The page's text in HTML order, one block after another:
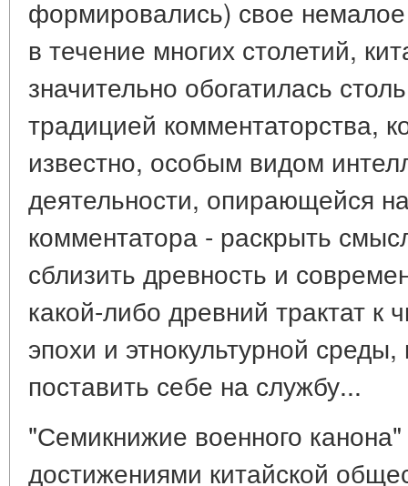
формировались) свое
в течение многих столетий,
значительно обогатилась
традицией комментаторства,
известно, особым видом
деятельности, опирающейся
комментатора - раскрыть
сблизить древность и
какой-либо древний трактат к
эпохи и этнокультурной
поставить себе на службу...
"Семикнижие военного
достижениями китайской